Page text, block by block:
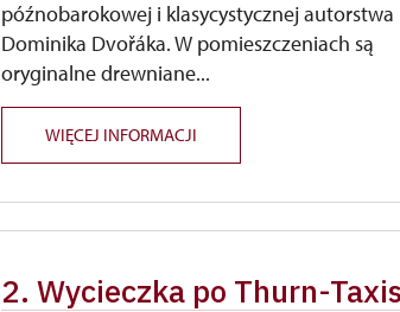
późnobarokowej i klasycystycznej autorstwa
Dominika Dvořáka. W pomieszczeniach są
oryginalne drewniane...
WIĘCEJ INFORMACJI
2. Wycieczka po Thurn-